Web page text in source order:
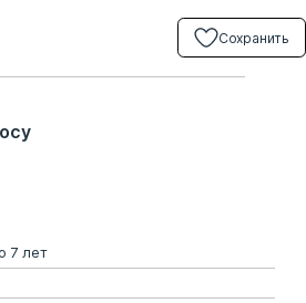
Сохранить
7 лет